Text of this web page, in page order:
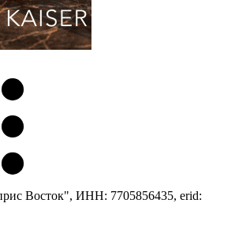
Восток", ИНН: 7705856435, erid: